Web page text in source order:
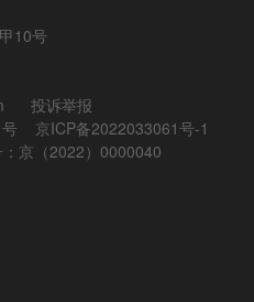
10号
投诉举报
京ICP备2022033061号-1
京（2022）0000040